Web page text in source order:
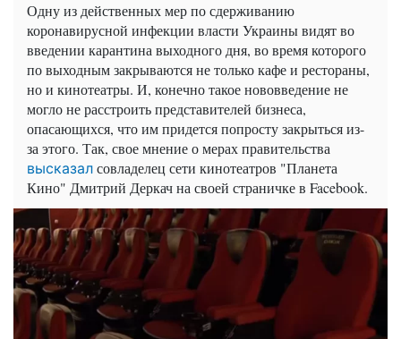
Одну из действенных мер по сдерживанию
коронавирусной инфекции власти Украины видят во
введении карантина выходного дня, во время которого
по выходным закрываются не только кафе и рестораны,
но и кинотеатры. И, конечно такое нововведение не
могло не расстроить представителей бизнеса,
опасающихся, что им придется попросту закрыться из-
за этого. Так, свое мнение о мерах правительства
высказал совладелец сети кинотеатров "Планета
Кино" Дмитрий Деркач на своей страничке в Facebook.